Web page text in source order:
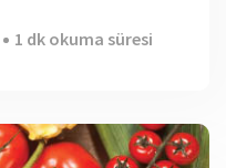
1 dk okuma süresi